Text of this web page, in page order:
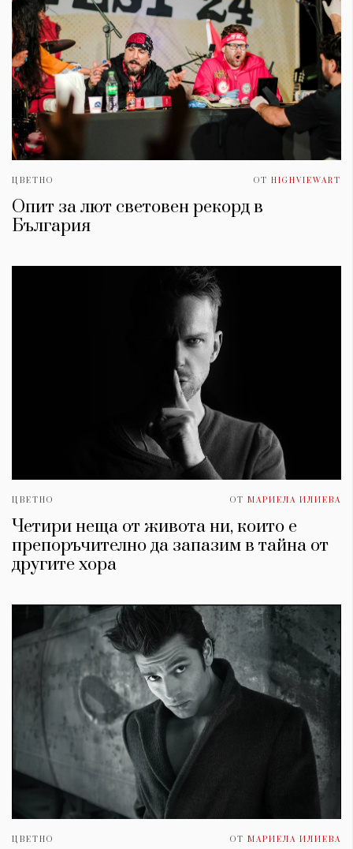
ЦВЕТНО ОТ HIGHVIEWART
Опит за лют световен рекорд в
България
ЦВЕТНО ОТ МАРИЕЛА ИЛИЕВА
Четири неща от живота ни, които е
препоръчително да запазим в тайна от
другите хора
ЦВЕТНО ОТ МАРИЕЛА ИЛИЕВА